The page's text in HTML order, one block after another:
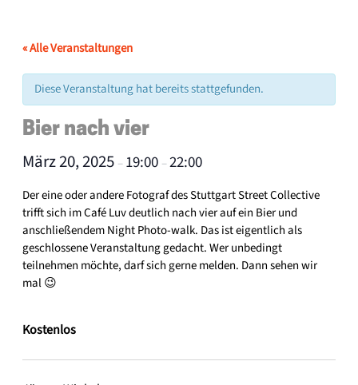
« Alle Veranstaltungen
Diese Veranstaltung hat bereits stattgefunden.
Bier nach vier
März 20, 2025 –19:00 –22:00
Der eine oder andere Fotograf des Stuttgart Street Collective
trifft sich im Café Luv deutlich nach vier auf ein Bier und
anschließendem Night Photo-walk. Das ist eigentlich als
geschlossene Veranstaltung gedacht. Wer unbedingt
teilnehmen möchte, darf sich gerne melden. Dann sehen wir
mal 😉
Kostenlos